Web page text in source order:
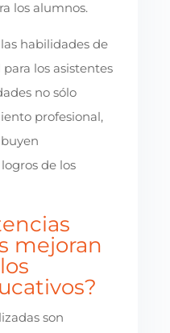
los alumnos.
habilidades de
los asistentes
no sólo
profesional,
de los
mejoran
son